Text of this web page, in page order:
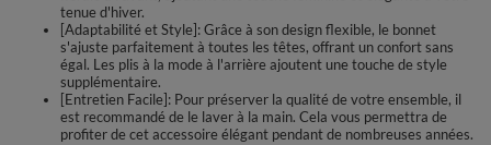
tenue d'hiver.
[Adaptabilité et Style]: Grâce à son design flexible, le bonnet
s'ajuste parfaitement à toutes les têtes, offrant un confort sans
égal. Les plis à la mode à l'arrière ajoutent une touche de style
supplémentaire.
[Entretien Facile]: Pour préserver la qualité de votre ensemble, il
est recommandé de le laver à la main. Cela vous permettra de
profiter de cet accessoire élégant pendant de nombreuses années.